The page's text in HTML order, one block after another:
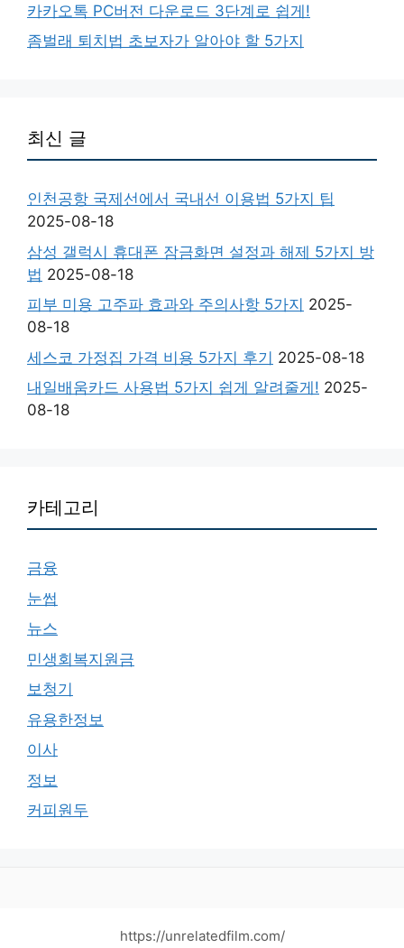
카카오톡 PC버전 다운로드 3단계로 쉽게!
좀벌래 퇴치법 초보자가 알아야 할 5가지
최신 글
인천공항 국제선에서 국내선 이용법 5가지 팁
2025-08-18
삼성 갤럭시 휴대폰 잠금화면 설정과 해제 5가지 방
법 2025-08-18
피부 미용 고주파 효과와 주의사항 5가지 2025-
08-18
세스코 가정집 가격 비용 5가지 후기 2025-08-18
내일배움카드 사용법 5가지 쉽게 알려줄게! 2025-
08-18
카테고리
금융
눈썹
뉴스
민생회복지원금
보청기
유용한정보
이사
정보
커피원두
https://unrelatedfilm.com/